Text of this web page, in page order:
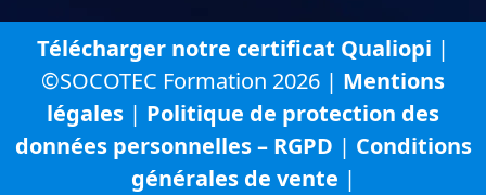
Télécharger notre certificat Qualiopi |
©SOCOTEC Formation 2026 | Mentions
légales | Politique de protection des
données personnelles – RGPD | Conditions
générales de vente |